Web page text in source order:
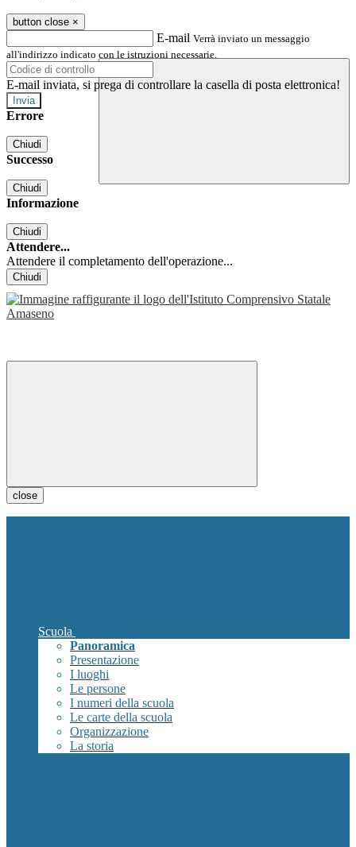
button close ×
E-mail Verrà inviato un messaggio
all'indirizzo indicato con le istruzioni necessarie.
E-mail inviata, si prega di controllare la casella di posta elettronica!
Errore
Chiudi
Successo
Chiudi
Informazione
Chiudi
Attendere...
Attendere il completamento dell'operazione...
Chiudi
close
Scuola
Panoramica
Presentazione
I luoghi
Le persone
I numeri della scuola
Le carte della scuola
Organizzazione
La storia